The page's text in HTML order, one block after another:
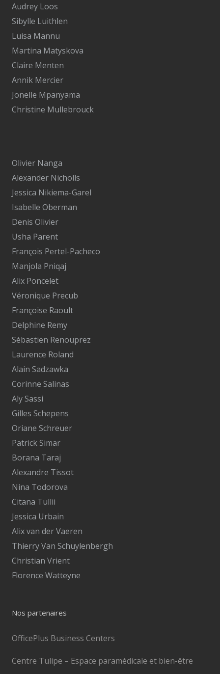
Audrey Loos
Sibylle Luithlen
Luisa Mannu
Martina Matyskova
Claire Menten
Annik Mercier
Jonelle Mpanyama
Christine Mullebrouck
Olivier Nanga
Alexander Nicholls
Jessica Nikiema-Garel
Isabelle Oberman
Denis Olivier
Usha Parent
François Pertel-Pacheco
Manjola Pniqaj
Alix Poncelet
Véronique Precub
Françoise Raoult
Delphine Remy
Sébastien Renouprez
Laurence Roland
Alain Sadzawka
Corinne Salinas
Aly Sassi
Gilles Schepens
Oriane Schreuer
Patrick Simar
Borana Taraj
Alexandre Tissot
Nina Todorova
Citana Tullii
Jessica Urbain
Alix van der Vaeren
Thierry Van Schuylenbergh
Christian Vrient
Florence Watteyne
Nos partenaires
OfficePlus Business Centers
Centre Tulipe – Espace paramédicale et bien-être